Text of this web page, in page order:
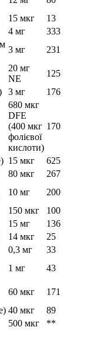
15 мкг
13
4 мг
333
3 мг 231
20 мг
NE
125
3 мг 176
680 мкг
DFE
(400 мкг
фолієвої
кислоти)
170
15 мкг
625
80 мкг
267
10 мг
200
150 мкг
100
15 мг
136
14 мкг
25
0,3 мг
33
1 мг
43
60 мкг
171
40 мкг
89
500 мкг
**